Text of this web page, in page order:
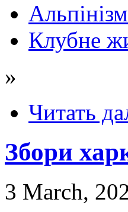
Альпінізм
Клубне
»
Читать
Збори
3 March,